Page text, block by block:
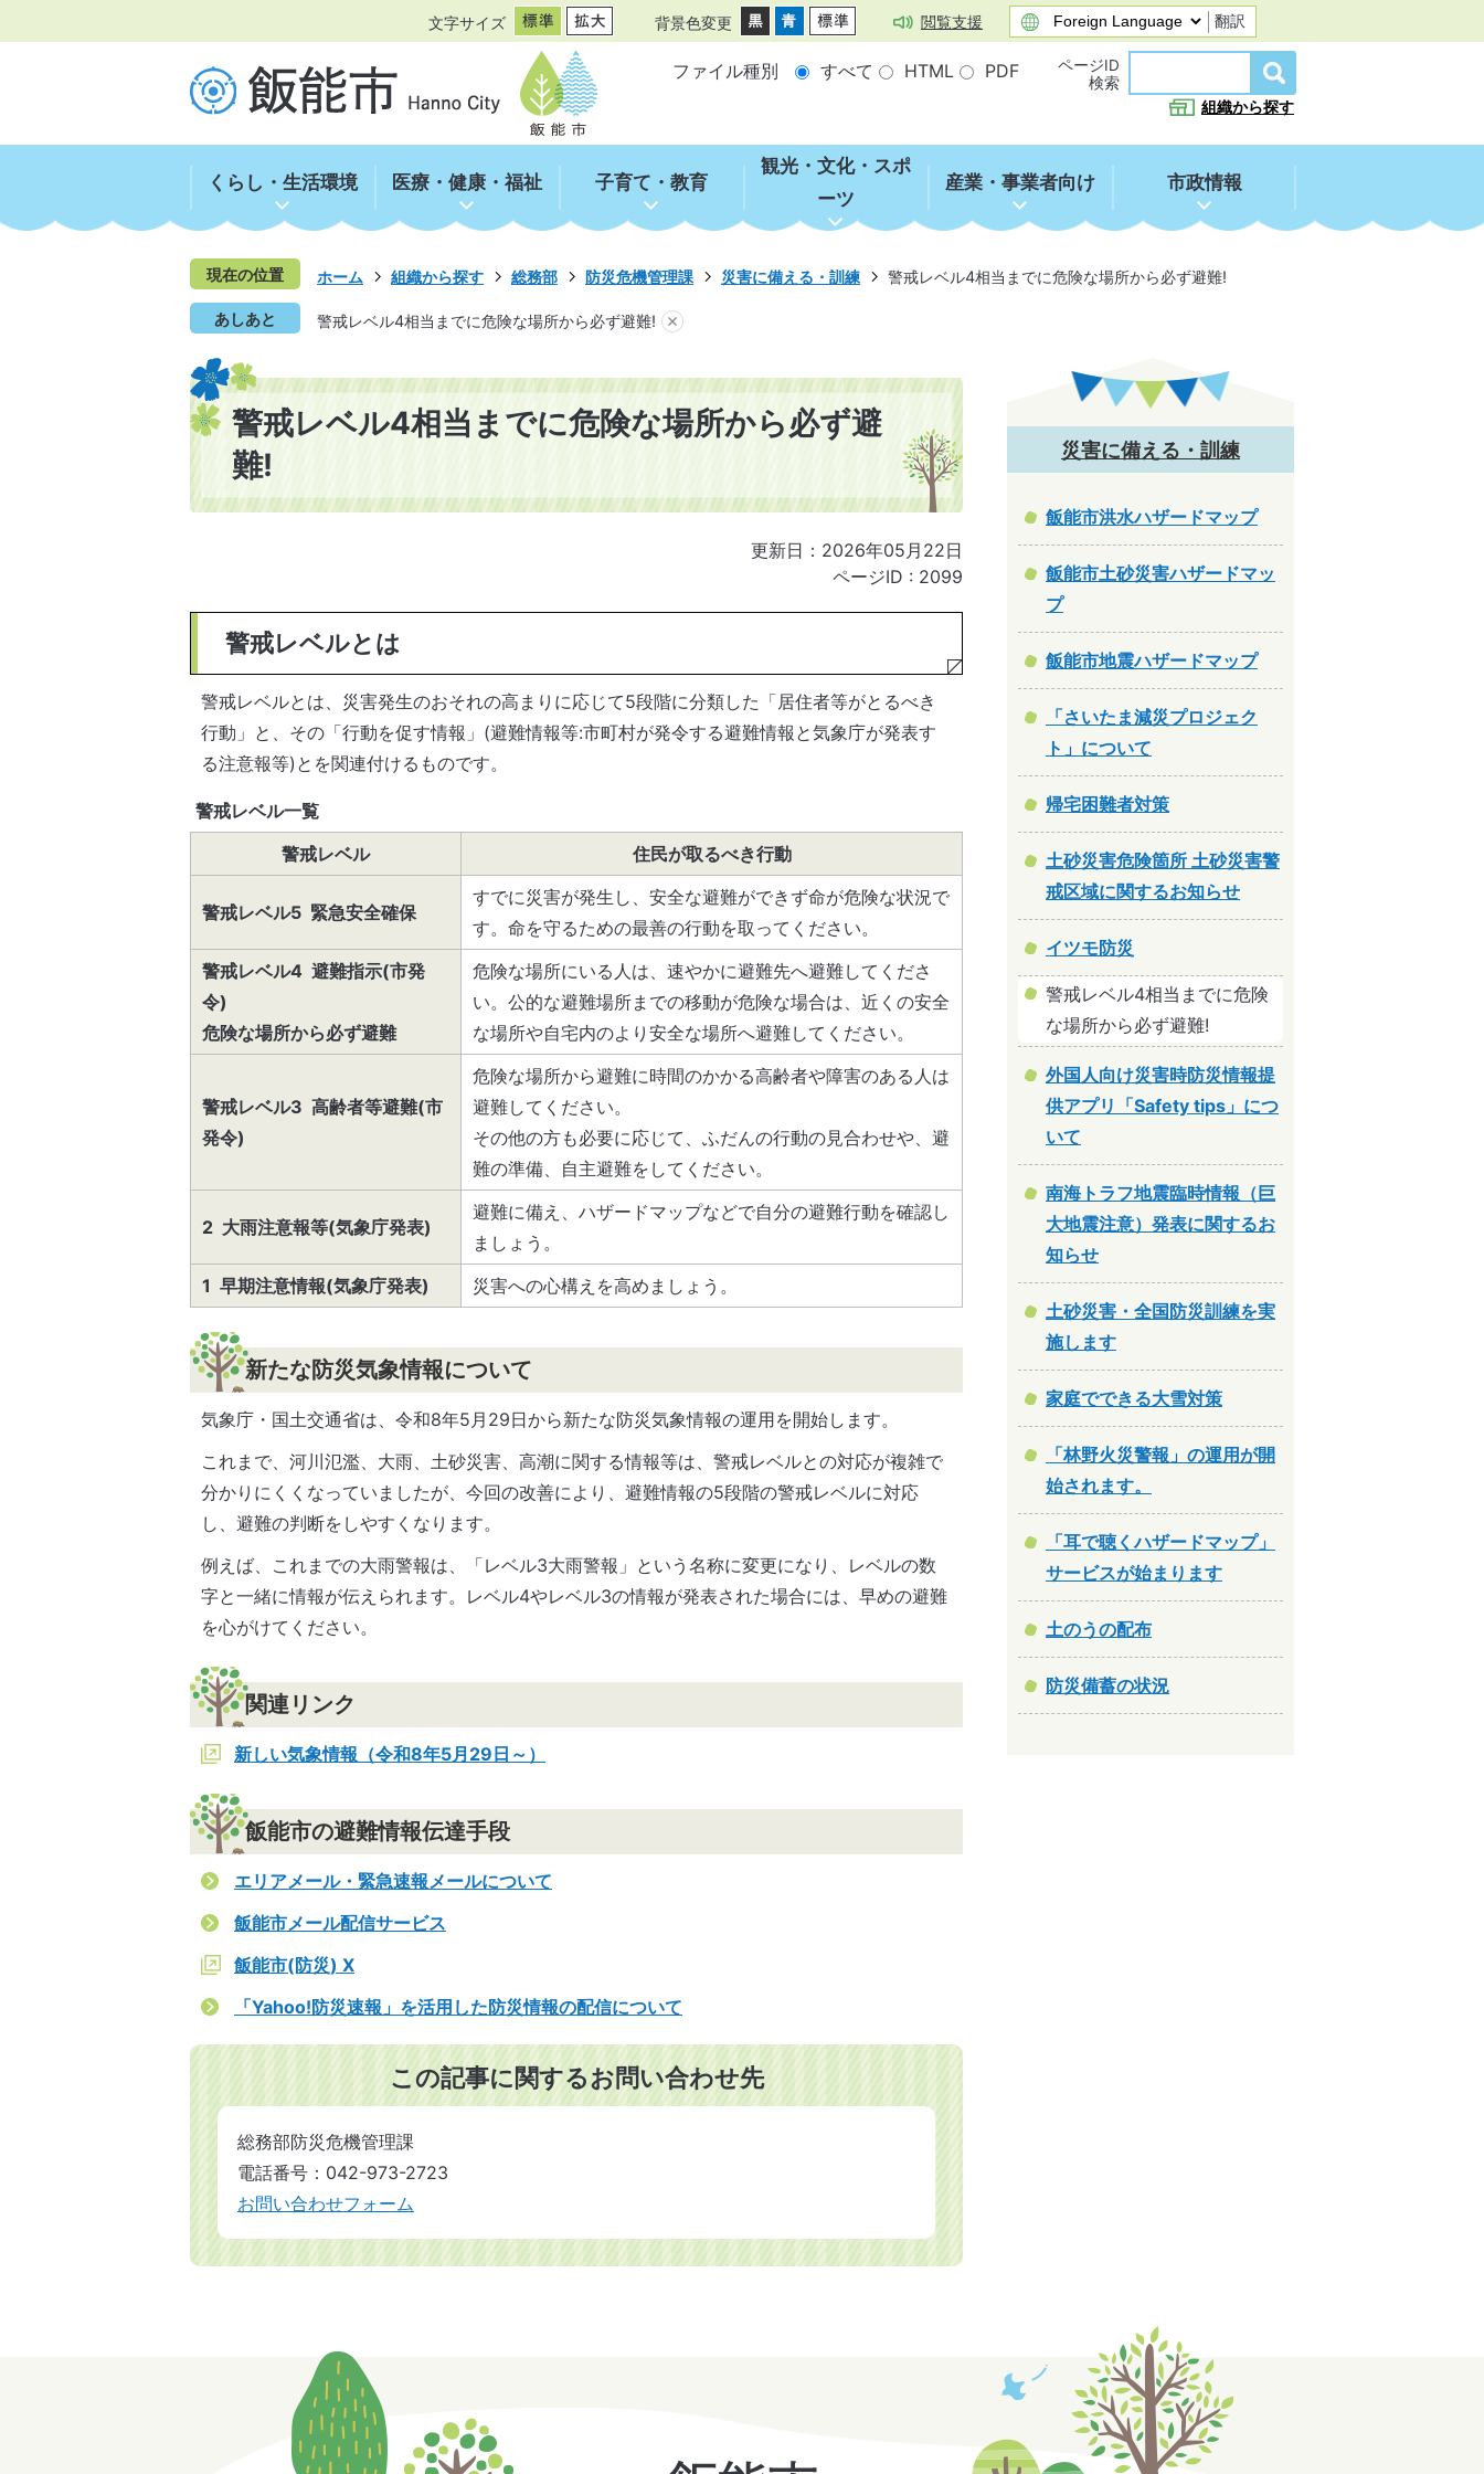
文字サイズ 背景色変更 閲覧支援 翻訳
ファイル種別 すべて HTML PDF
ページID
検索
組織から探す
くらし・生活環境 医療・健康・福祉 子育て・教育
観光・文化・スポ
ーツ
産業・事業者向け 市政情報
現在の位置 ホーム 組織から探す 総務部 防災危機管理課 災害に備える・訓練 警戒レベル4相当までに危険な場所から必ず避難!
あしあと 警戒レベル4相当までに危険な場所から必ず避難!
警戒レベル4相当までに危険な場所から必ず避
難!
更新日：2026年05月22日
ページID : 2099
警戒レベルとは
警戒レベルとは、災害発生のおそれの高まりに応じて5段階に分類した「居住者等がとるべき
行動」と、その「行動を促す情報」(避難情報等:市町村が発令する避難情報と気象庁が発表す
る注意報等)とを関連付けるものです。
警戒レベル一覧
警戒レベル
住民が取るべき行動
警戒レベル5 緊急安全確保
すでに災害が発生し、安全な避難ができず命が危険な状況で
す。命を守るための最善の行動を取ってください。
警戒レベル4 避難指示(市発
令)
危険な場所から必ず避難
危険な場所にいる人は、速やかに避難先へ避難してくださ
い。公的な避難場所までの移動が危険な場合は、近くの安全
な場所や自宅内のより安全な場所へ避難してください。
警戒レベル3 高齢者等避難(市
発令)
危険な場所から避難に時間のかかる高齢者や障害のある人は
避難してください。
その他の方も必要に応じて、ふだんの行動の見合わせや、避
難の準備、自主避難をしてください。
2 大雨注意報等(気象庁発表)
避難に備え、ハザードマップなどで自分の避難行動を確認し
ましょう。
1 早期注意情報(気象庁発表)
災害への心構えを高めましょう。
新たな防災気象情報について
気象庁・国土交通省は、令和8年5月29日から新たな防災気象情報の運用を開始します。
これまで、河川氾濫、大雨、土砂災害、高潮に関する情報等は、警戒レベルとの対応が複雑で
分かりにくくなっていましたが、今回の改善により、避難情報の5段階の警戒レベルに対応
し、避難の判断をしやすくなります。
例えば、これまでの大雨警報は、「レベル3大雨警報」という名称に変更になり、レベルの数
字と一緒に情報が伝えられます。レベル4やレベル3の情報が発表された場合には、早めの避難
を心がけてください。
関連リンク
新しい気象情報（令和8年5月29日～）
飯能市の避難情報伝達手段
エリアメール・緊急速報メールについて
飯能市メール配信サービス
飯能市(防災) X
「Yahoo!防災速報」を活用した防災情報の配信について
この記事に関するお問い合わせ先
総務部防災危機管理課
電話番号：042-973-2723
お問い合わせフォーム
災害に備える・訓練
飯能市洪水ハザードマップ
飯能市土砂災害ハザードマッ
プ
飯能市地震ハザードマップ
「さいたま減災プロジェク
ト」について
帰宅困難者対策
土砂災害危険箇所 土砂災害警
戒区域に関するお知らせ
イツモ防災
警戒レベル4相当までに危険
な場所から必ず避難!
外国人向け災害時防災情報提
供アプリ「Safety tips」につ
いて
南海トラフ地震臨時情報（巨
大地震注意）発表に関するお
知らせ
土砂災害・全国防災訓練を実
施します
家庭でできる大雪対策
「林野火災警報」の運用が開
始されます。
「耳で聴くハザードマップ」
サービスが始まります
土のうの配布
防災備蓄の状況